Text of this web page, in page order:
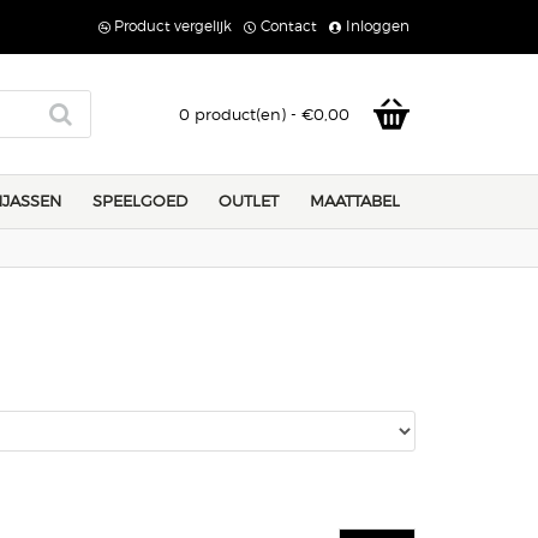
Product vergelijk Contact Inloggen
0 product(en) - €0,00
SPEELGOED OUTLET MAATTABEL